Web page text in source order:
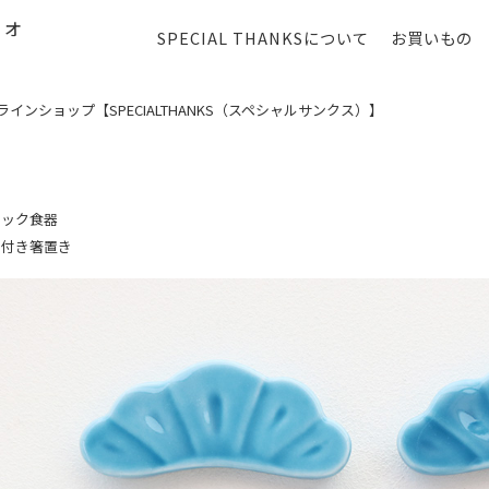
SPECIAL THANKSについて お買いもの
ンショップ【SPECIALTHANKS（スペシャルサンクス）】
ク食器
き箸置き